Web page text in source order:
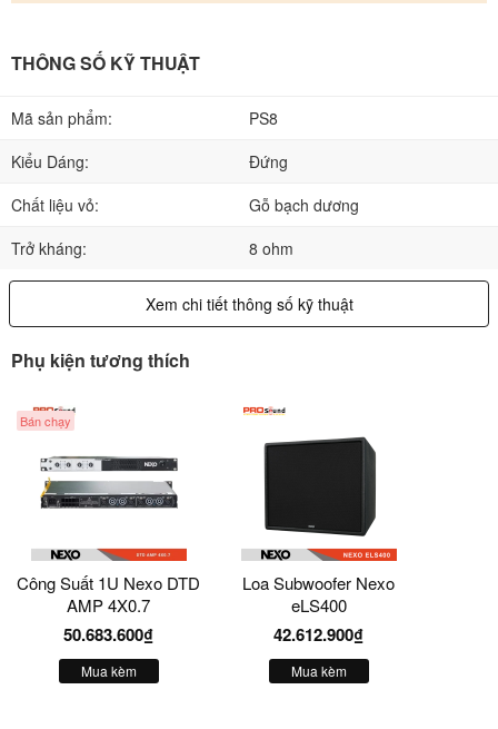
THÔNG SỐ KỸ THUẬT
Mã sản phẩm:
PS8
Kiểu Dáng:
Đứng
Chất liệu vỏ:
Gỗ bạch dương
Trở kháng:
8 ohm
Xem chi tiết thông số kỹ thuật
Phụ kiện tương thích
Bán chạy
Công Suất 1U Nexo DTD
AMP 4X0.7
50.683.600₫
Mua kèm
Loa Subwoofer Nexo
eLS400
42.612.900₫
Mua kèm